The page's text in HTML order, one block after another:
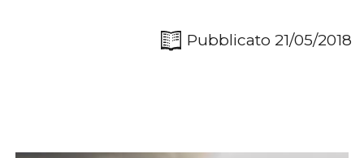
Pubblicato 21/05/2018